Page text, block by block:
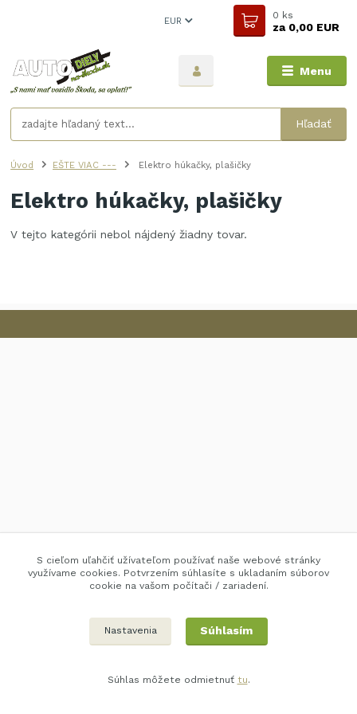
Menu
EUR
Hľadať
0 ks
za0,00 EUR
Úvod EŠTE VIAC --- Elektro húkačky, plašičky
Elektro húkačky, plašičky
V tejto kategórii nebol nájdený žiadny tovar.
S cieľom uľahčiť užívateľom používať naše webové stránky
využívame cookies. Potvrzením súhlasíte s ukladaním súborov
cookie na vašom počítači / zariadení.
Nastavenia Súhlasím
Súhlas môžete odmietnuť tu.